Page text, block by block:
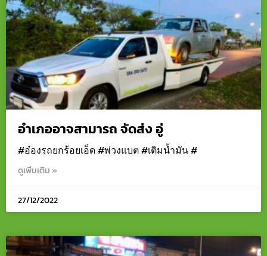
อำเภออาจสามารถ จัดส่ง อู่
#อ๋องรถยกร้อยเอ็ด #พ่วงแบต #เติมน้ำมัน #
ดูเพิ่มเติม »
27/12/2022